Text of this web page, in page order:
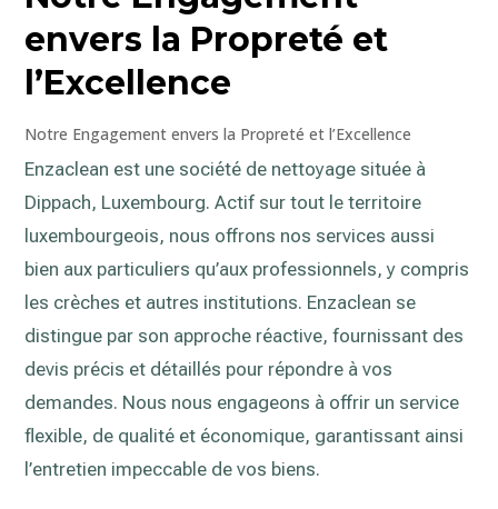
envers la Propreté et
l’Excellence
Notre Engagement envers la Propreté et l’Excellence
Enzaclean est une société de nettoyage située à
Dippach, Luxembourg. Actif sur tout le territoire
luxembourgeois, nous offrons nos services aussi
bien aux particuliers qu’aux professionnels, y compris
les crèches et autres institutions. Enzaclean se
distingue par son approche réactive, fournissant des
devis précis et détaillés pour répondre à vos
demandes. Nous nous engageons à offrir un service
flexible, de qualité et économique, garantissant ainsi
l’entretien impeccable de vos biens.